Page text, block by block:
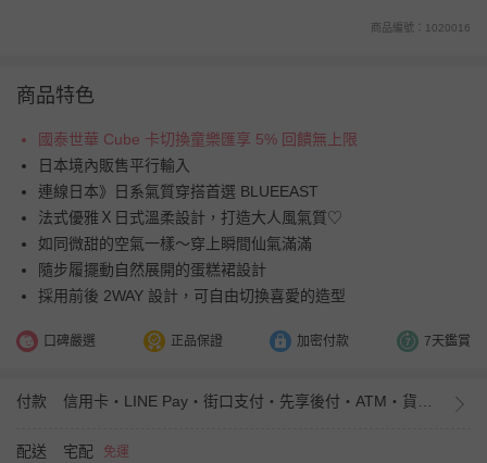
商品編號：1020016
商品特色
國泰世華 Cube 卡切換童樂匯享 5% 回饋無上限
日本境內販售平行輸入
連線日本》日系氣質穿搭首選 BLUEEAST
法式優雅Ｘ日式溫柔設計，打造大人風氣質♡
如同微甜的空氣一樣～穿上瞬間仙氣滿滿
隨步履擺動自然展開的蛋糕裙設計
採用前後 2WAY 設計，可自由切換喜愛的造型
口碑嚴選 正品保證 加密付款 7天鑑賞
付款
配送 宅配 免運